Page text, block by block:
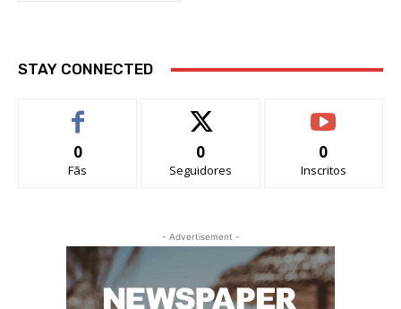
STAY CONNECTED
0
Fãs
0
Seguidores
0
Inscritos
- Advertisement -